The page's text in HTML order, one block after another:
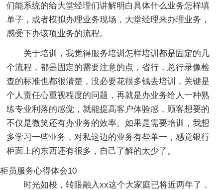
们能系统的给大堂经理们讲解明白具体什么业务怎样填
单子，或者模拟办理业务现场，大堂经理来办理业务，
感受下办该项业务的流程。
关于培训，我觉得服务培训怎样培训都是固定的几
个流程，都是固定的需要注意的点，省行，总行录像检
查的标准也都很清楚，没必要花很多钱去培训，关键是
个人责任心重视程度的问题，再就是办业务给人一种熟
练专业利落的感觉，就能提高客户体验感，顾客想要的
不仅是微笑还有办业务的效率。如果是需要培训，我想
多学习一些业务，对私这边的业务有些单一，感觉银行
柜面上的东西还有很多，自己了解的太少了。
柜员服务心得体会10
时光如梭，转眼融入xx这个大家庭已将近两年了，